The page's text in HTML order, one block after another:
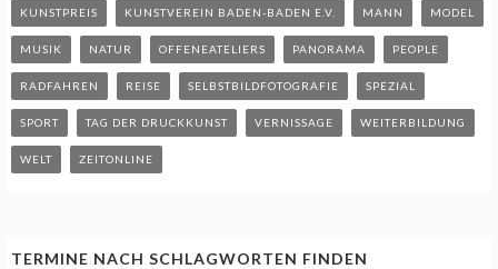
KUNSTPREIS KUNSTVEREIN BADEN-BADEN E.V. MANN MODEL
MUSIK NATUR OFFENEATELIERS PANORAMA PEOPLE
RADFAHREN REISE SELBSTBILDFOTOGRAFIE SPEZIAL
SPORT TAG DER DRUCKKUNST VERNISSAGE WEITERBILDUNG
WELT ZEITONLINE
TERMINE NACH SCHLAGWORTEN FINDEN